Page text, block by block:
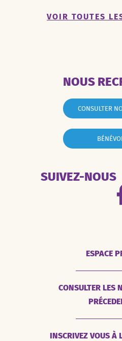
VOIR TOUTES
NOUS
CONSULTER
SUIVEZ-NOUS
ESPACE
CONSULTER LES
INSCRIVEZ VOUS À